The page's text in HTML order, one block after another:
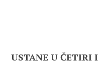
USTANE U ČETIRI